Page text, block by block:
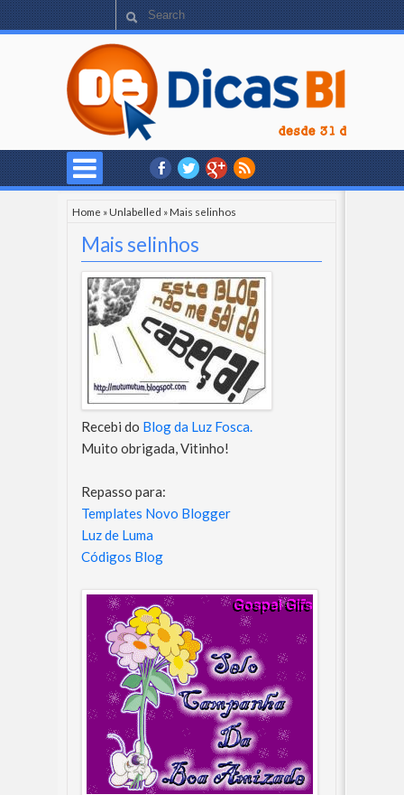
Home »Unlabelled »Mais selinhos
Mais selinhos
Recebi do Blog da Luz Fosca.
Muito obrigada, Vitinho!
Repasso para:
Templates Novo Blogger
Luz de Luma
Códigos Blog